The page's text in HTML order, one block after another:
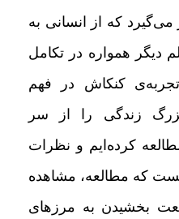
می‌گیرد که از انسانی به
دیگر همواره در تکامل
کنکاش در فهم
زندگی را از سر
کرده‌ایم و نظرات
که مطالعه، مشاهده
بخشیدن به مرزهای